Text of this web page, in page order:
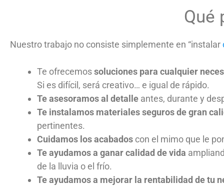
Qué
Nuestro trabajo no consiste simplemente en “instalar
Te ofrecemossoluciones para cualquier
Si es difícil, será creativo… e igual de rápido.
Te asesoramos al detalle antes, durante y
Te instalamos materiales seguros de gran
pertinentes.
Cuidamos los acabados con el mimo que le
Te ayudamos a ganar calidad de vida
de la lluvia o el frío.
Te ayudamos a mejorar la rentabilidad de tu